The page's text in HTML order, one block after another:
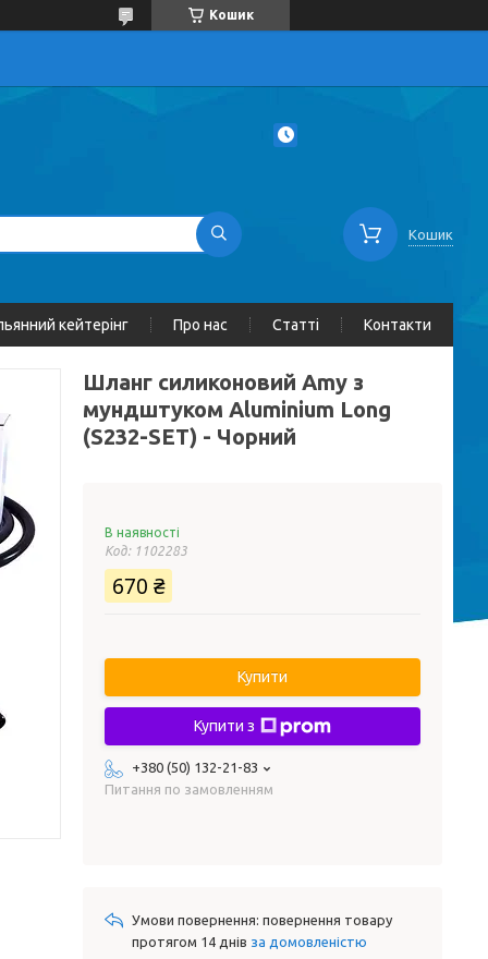
Кошик
Кошик
кейтерінг Про нас Статті Контакти
Шланг силиконовий Amy з
мундштуком Aluminium Long
(S232-SET) - Чорний
В наявності
Код: 1102283
670 ₴
Купити
Купити з
+380 (50) 132-21-83
Питання по замовленням
повернення товару
протягом 14 днів за домовленістю